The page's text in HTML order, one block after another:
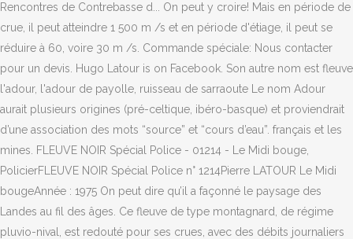
Rencontres de Contrebasse d... On peut y croire! Mais en période de
crue, il peut atteindre 1 500 m /s et en période d'étiage, il peut se
réduire à 60, voire 30 m /s. Commande spéciale: Nous contacter
pour un devis. Hugo Latour is on Facebook. Son autre nom est fleuve
l'adour, l'adour de payolle, ruisseau de sarraoute Le nom Adour
aurait plusieurs origines (pré-celtique, ibéro-basque) et proviendrait
d’une association des mots “source” et “cours d’eau”. français et les
mines. FLEUVE NOIR Spécial Police - 01214 - Le Midi bouge,
PolicierFLEUVE NOIR Spécial Police n° 1214Pierre LATOUR Le Midi
bougeAnnée : 1975 On peut dire qu’il a façonné le paysage des
Landes au fil des âges. Ce fleuve de type montagnard, de régime
pluvio-nival, est redouté pour ses crues, avec des débits journaliers